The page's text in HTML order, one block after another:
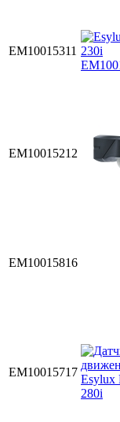
EM10015311
EM10015212
EM10015816
EM10015717